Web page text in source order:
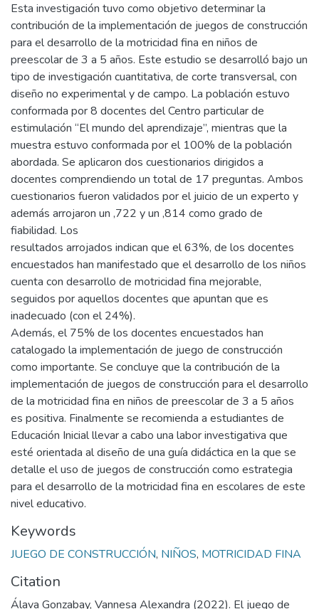
Esta investigación tuvo como objetivo determinar la
contribución de la implementación de juegos de construcción
para el desarrollo de la motricidad fina en niños de
preescolar de 3 a 5 años. Este estudio se desarrolló bajo un
tipo de investigación cuantitativa, de corte transversal, con
diseño no experimental y de campo. La población estuvo
conformada por 8 docentes del Centro particular de
estimulación “El mundo del aprendizaje”, mientras que la
muestra estuvo conformada por el 100% de la población
abordada. Se aplicaron dos cuestionarios dirigidos a
docentes comprendiendo un total de 17 preguntas. Ambos
cuestionarios fueron validados por el juicio de un experto y
además arrojaron un ,722 y un ,814 como grado de
fiabilidad. Los
resultados arrojados indican que el 63%, de los docentes
encuestados han manifestado que el desarrollo de los niños
cuenta con desarrollo de motricidad fina mejorable,
seguidos por aquellos docentes que apuntan que es
inadecuado (con el 24%).
Además, el 75% de los docentes encuestados han
catalogado la implementación de juego de construcción
como importante. Se concluye que la contribución de la
implementación de juegos de construcción para el desarrollo
de la motricidad fina en niños de preescolar de 3 a 5 años
es positiva. Finalmente se recomienda a estudiantes de
Educación Inicial llevar a cabo una labor investigativa que
esté orientada al diseño de una guía didáctica en la que se
detalle el uso de juegos de construcción como estrategia
para el desarrollo de la motricidad fina en escolares de este
nivel educativo.
Keywords
JUEGO DE CONSTRUCCIÓN, NIÑOS, MOTRICIDAD FINA
Citation
Álava Gonzabay, Vannesa Alexandra (2022). El juego de